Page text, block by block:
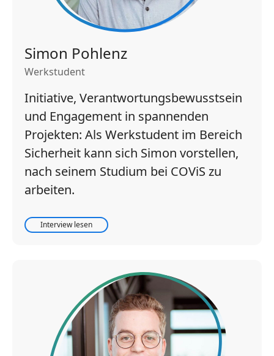
Simon Pohlenz
Werkstudent
Initiative, Verantwortungsbewusstsein
und Engagement in spannenden
Projekten: Als Werkstudent im Bereich
Sicherheit kann sich Simon vorstellen,
nach seinem Studium bei COViS zu
arbeiten.
Interview lesen